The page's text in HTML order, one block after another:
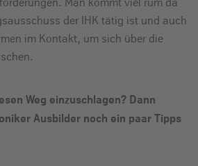
der IHK tätig ist und auch
im Kontakt, um sich über die
Weg einzuschlagen? Dann
Ausbilder noch ein paar Tipps